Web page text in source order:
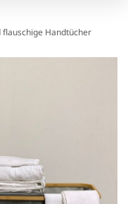
flauschige Handtücher